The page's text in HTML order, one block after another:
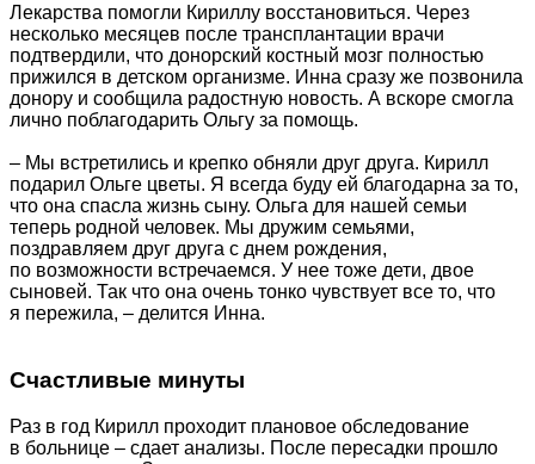
Лекарства помогли Кириллу восстановиться. Через
несколько месяцев после трансплантации врачи
подтвердили, что донорский костный мозг полностью
прижился в детском организме. Инна сразу же позвонила
донору и сообщила радостную новость. А вскоре смогла
лично поблагодарить Ольгу за помощь.
– Мы встретились и крепко обняли друг друга. Кирилл
подарил Ольге цветы. Я всегда буду ей благодарна за то,
что она спасла жизнь сыну. Ольга для нашей семьи
теперь родной человек. Мы дружим семьями,
поздравляем друг друга с днем рождения,
по возможности встречаемся. У нее тоже дети, двое
сыновей. Так что она очень тонко чувствует все то, что
я пережила, – делится Инна.
Счастливые минуты
Раз в год Кирилл проходит плановое обследование
в больнице – сдает анализы. После пересадки прошло